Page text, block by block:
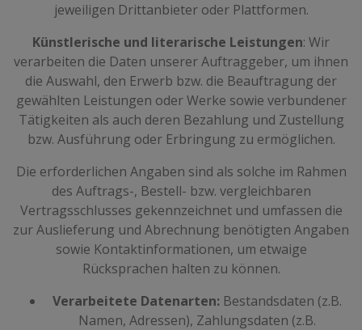
jeweiligen Drittanbieter oder Plattformen.
Künstlerische und literarische Leistungen: Wir
verarbeiten die Daten unserer Auftraggeber, um ihnen
die Auswahl, den Erwerb bzw. die Beauftragung der
gewählten Leistungen oder Werke sowie verbundener
Tätigkeiten als auch deren Bezahlung und Zustellung
bzw. Ausführung oder Erbringung zu ermöglichen.
Die erforderlichen Angaben sind als solche im Rahmen
des Auftrags-, Bestell- bzw. vergleichbaren
Vertragsschlusses gekennzeichnet und umfassen die
zur Auslieferung und Abrechnung benötigten Angaben
sowie Kontaktinformationen, um etwaige
Rücksprachen halten zu können.
Verarbeitete Datenarten: Bestandsdaten (z.B.
Namen, Adressen), Zahlungsdaten (z.B.